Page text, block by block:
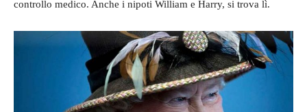
controllo medico. Anche i nipoti William e Harry, si trova lì.